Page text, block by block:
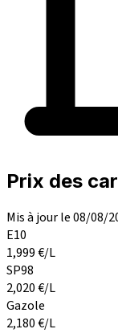
Prix des
Mis à jour le 08/08/
E10
1,999€/L
SP98
2,020€/L
Gazole
2,180€/L